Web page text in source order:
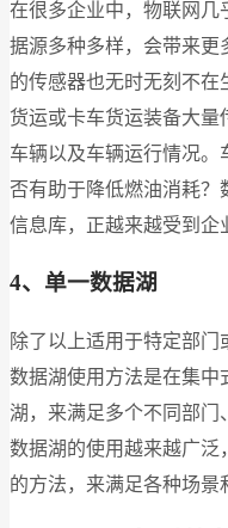
在很多企业中，物联网几
据源多种多样，会带来更
的传感器也无时无刻不
货运或卡车货运装备大
车辆以及车辆运行情况。
否有助于降低燃油消耗
信息库，正越来越受到企
4、单一数据湖
除了以上适用于特定部
数据湖使用方法是在集中
湖，来满足多个不同部门
数据湖的使用越来越广泛
的方法，来满足各种场景